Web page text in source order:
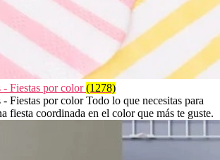
- Fiestas por color(1278)
- Fiestas por color Todo lo que necesitas para
fiesta coordinada en el color que más te guste.